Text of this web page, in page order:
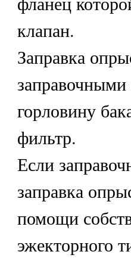
клапан.
Заправка
заправочными
горловину
фильтр.
Если
заправка
помощи
эжекторного